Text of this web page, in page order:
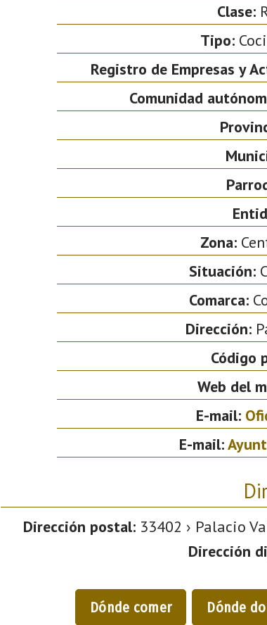
Clase:
Tipo:
Registro de Empresas y
Comunidad
Zona:
Situación:
Comarca:
Dirección:
Código
Web del
E-mail:
E-mail:
Dirección postal:33402 › Palacio
Dirección
Dónde comer Dónde